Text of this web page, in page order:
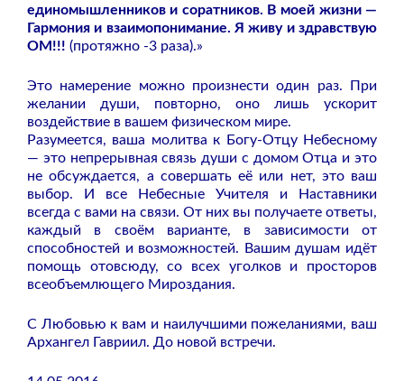
единомышленников и соратников. В моей жизни —
Гармония и взаимопонимание. Я живу и здравствую
ОМ!!! (протяжно -3 раза).»
Это намерение можно произнести один раз. При
желании души, повторно, оно лишь ускорит
воздействие в вашем физическом мире.
Разумеется, ваша молитва к Богу-Отцу Небесному
— это непрерывная связь души с домом Отца и это
не обсуждается, а совершать её или нет, это ваш
выбор. И все Небесные Учителя и Наставники
всегда с вами на связи. От них вы получаете ответы,
каждый в своём варианте, в зависимости от
способностей и возможностей. Вашим душам идёт
помощь отовсюду, со всех уголков и просторов
всеобъемлющего Мироздания.
С Любовью к вам и наилучшими пожеланиями, ваш
Архангел Гавриил. До новой встречи.